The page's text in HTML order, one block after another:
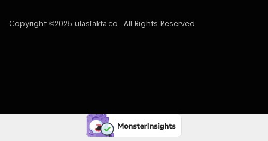
Copyright ©2025 ulasfakta.co . All Rights Reserved